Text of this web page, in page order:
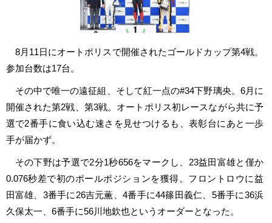
8月11日にオートポリスで開催されたゴールドカップ第4戦。
参加台数は17台。
その中で唯一の遠征組、そして紅一点の#34下野璃央。6月に
開催された第2戦、第3戦。オートポリス初レースながら共に予
選で2番手に食い込む速さを見せつけるも、表彰台にあと一歩
手が届かず。
その下野は予選で2分1秒656をマークし、23益田富雄と僅か
0.076秒差で初のポールポジションを獲得。フロントロウに益
田富雄、3番手に26吉元薫、4番手に44篠田義仁、5番手に36浜
久保太一、6番手に56川地欽也というオーダーとなった。